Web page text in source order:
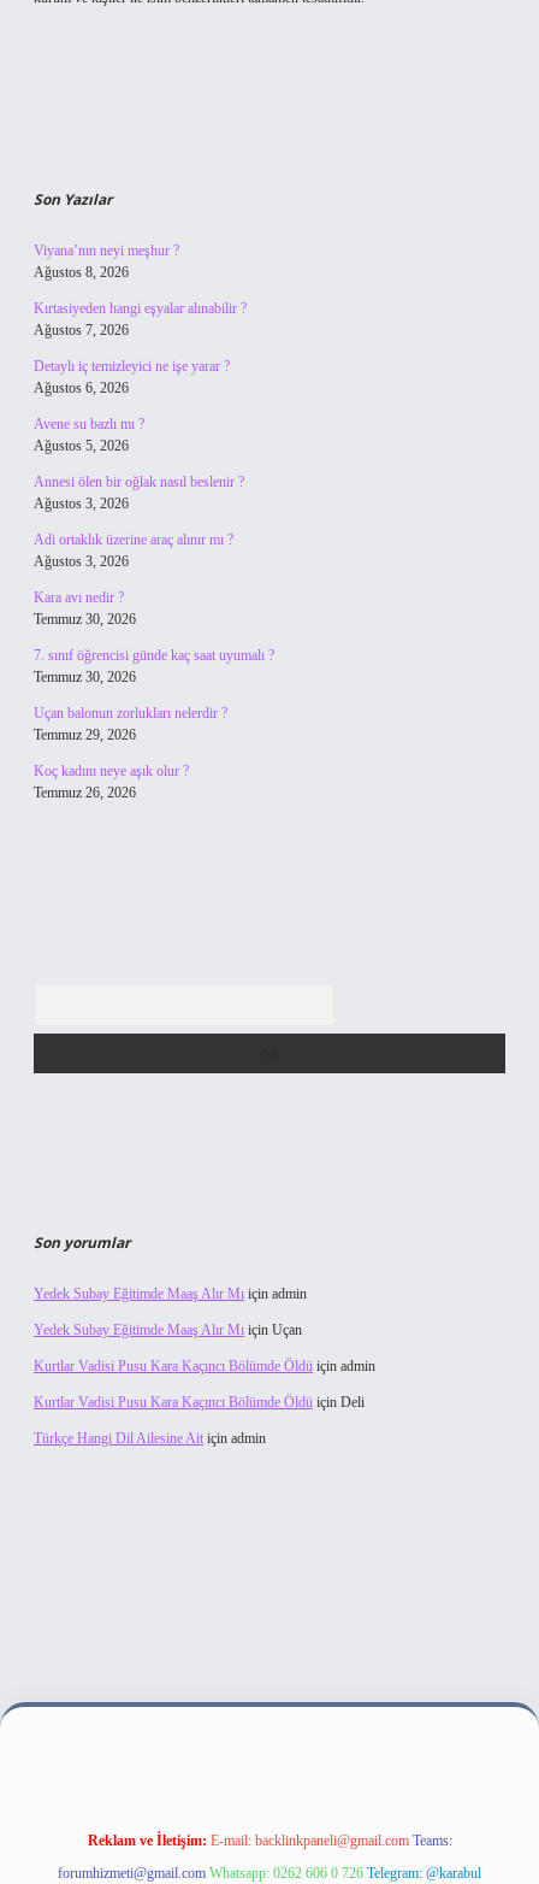
Son Yazılar
Viyana’nın neyi meşhur ?
Ağustos 8, 2026
Kırtasiyeden hangi eşyalar alınabilir ?
Ağustos 7, 2026
Detaylı iç temizleyici ne işe yarar ?
Ağustos 6, 2026
Avene su bazlı mı ?
Ağustos 5, 2026
Annesi ölen bir oğlak nasıl beslenir ?
Ağustos 3, 2026
Adi ortaklık üzerine araç alınır mı ?
Ağustos 3, 2026
Kara avı nedir ?
Temmuz 30, 2026
7. sınıf öğrencisi günde kaç saat uyumalı ?
Temmuz 30, 2026
Uçan balonun zorlukları nelerdir ?
Temmuz 29, 2026
Koç kadını neye aşık olur ?
Temmuz 26, 2026
Son yorumlar
Yedek Subay Eğitimde Maaş Alır Mı için admin
Yedek Subay Eğitimde Maaş Alır Mı için Uçan
Kurtlar Vadisi Pusu Kara Kaçıncı Bölümde Öldü için admin
Kurtlar Vadisi Pusu Kara Kaçıncı Bölümde Öldü için Deli
Türkçe Hangi Dil Ailesine Ait için admin
sitesi
Reklam ve İletişim: E-mail: backlinkpaneli@gmail.com Teams:
forumhizmeti@gmail.com Whatsapp: 0262 606 0 726 Telegram: @karabul